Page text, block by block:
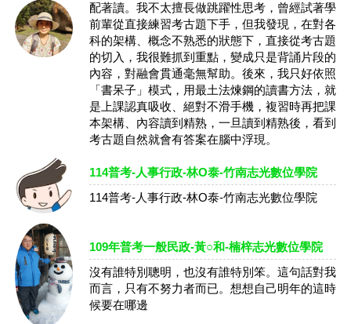
配著讀。我不太擅長做跳躍性思考，曾經試著學
前輩從直接練習考古題下手，但我發現，在對各
科的架構、概念不熟悉的狀態下，直接從考古題
的切入，我很難抓到重點，變成只是背誦片段的
內容，對融會貫通毫無幫助。後來，我只好依照
「書呆子」模式，用最土法煉鋼的讀書方法，就
是上課認真吸收、絕對不滑手機，複習時再把課
本架構、內容讀到精熟，一旦讀到精熟後，看到
考古題自然就會有答案在腦中浮現。
114普考-人事行政-林O泰-竹南志光數位學院
114普考-人事行政-林O泰-竹南志光數位學院
109年普考一般民政-黃○和-楠梓志光數位學院
沒有誰特別聰明，也沒有誰特別笨。這句話對我
而言，只有不努力者而已。想想自己明年的這時
候要在哪邊